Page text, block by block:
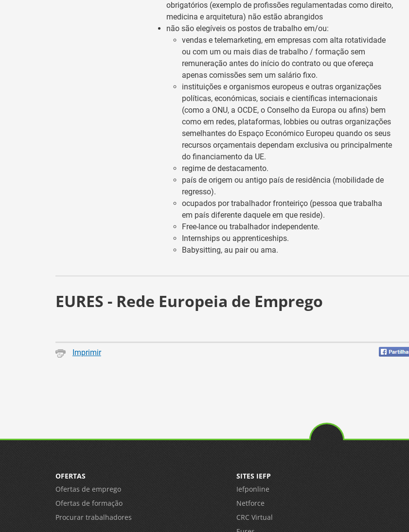
obrigatórios (exemplo de profissões regulamentadas como direito,
medicina e arquitetura) não estão abrangidos
não são elegíveis os postos de trabalho em/ou:
vendas e telemarketing, em empresas com alta rotatividade
ou com um ou mais dias de trabalho / formação sem
remuneração antes do início do contrato ou que ofereça
apenas comissões sem um salário fixo.
instituições e organismos europeus e outras organizações
políticas, económicas, sociais e científicas internacionais
(como a ONU, a OCDE, o Conselho da Europa ou afins) bem
como em redes, plataformas, lobbies ou outras organizações
semelhantes do Espaço Económico Europeu quando os seus
recursos orçamentais dependam exclusiva ou principalmente
do financiamento da UE.
regime de destacamento.
país de origem ou antigo país de residência (mobilidade de
regresso).
ocupados por trabalhador fronteiriço (pessoa que trabalha
em país diferente daquele em que reside).
Free-lance ou trabalhador independente.
Internships ou apprenticeships.
Babysitting, au pair ou ama.
EURES - Rede Europeia de Emprego
Imprimir
OFERTAS
Ofertas de emprego
Ofertas de formação
Procurar trabalhadores
SITES IEFP
Iefponline
Netforce
CRC Virtual